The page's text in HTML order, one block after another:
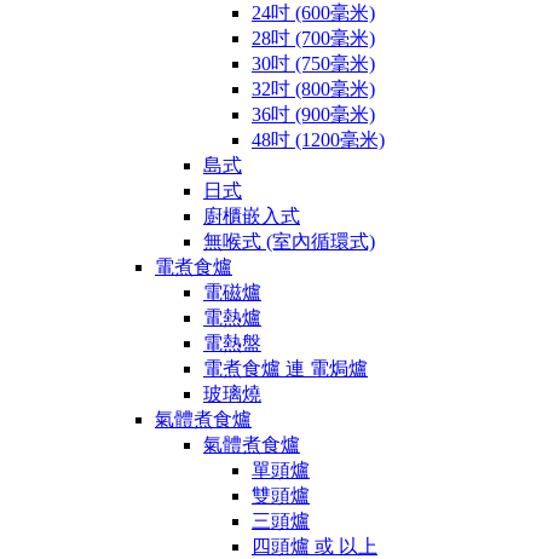
24吋 (600毫米)
28吋 (700毫米)
30吋 (750毫米)
32吋 (800毫米)
36吋 (900毫米)
48吋 (1200毫米)
島式
日式
廚櫃嵌入式
無喉式 (室內循環式)
電煮食爐
電磁爐
電熱爐
電熱盤
電煮食爐 連 電焗爐
玻璃燒
氣體煮食爐
氣體煮食爐
單頭爐
雙頭爐
三頭爐
四頭爐 或 以上